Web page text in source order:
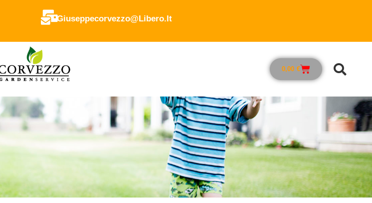
Giuseppecorvezzo@libero.it
0,00 €